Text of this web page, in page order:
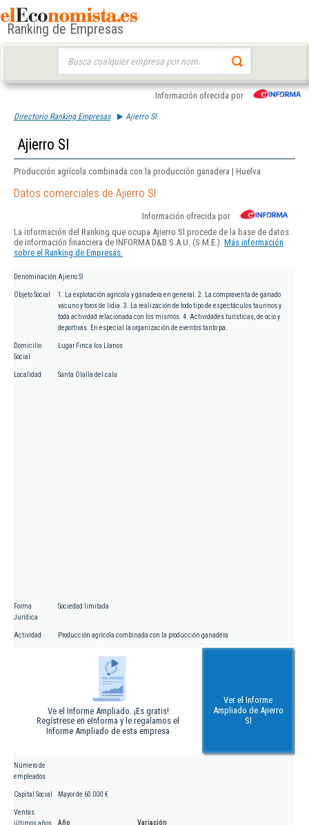
Ranking de Empresas
Información ofrecida por
Directorio Ranking Empresas Ajierro Sl
Ajierro Sl
Producción agrícola combinada con la producción ganadera | Huelva
Datos comerciales de Ajierro Sl
Información ofrecida por
La información del Ranking que ocupa Ajierro Sl procede de la base de datos
de información financiera de INFORMA D&B S.A.U. (S.M.E.). Más información
sobre el Ranking de Empresas.
Denominación Ajierro Sl
Objeto Social
1. La explotación agrícola y ganadera en general. 2. La compraventa de ganado
vacuno y toros de lidia. 3. La realización de todo tipo de espectáculos taurinos y
toda actividad relacionada con los mismos. 4. Actividades turísticas, de ocio y
deportivas. En especial la organización de eventos tanto pa.
Domicilio
Social
Lugar Finca los Llanos
Localidad Santa Olalla del cala
Forma
Jurídica
Sociedad limitada
Actividad Producción agrícola combinada con la producción ganadera
Ve el Informe Ampliado. ¡Es gratis!
Regístrese en eInforma y le regalamos el
Informe Ampliado de esta empresa
Ver el Informe
Ampliado de Ajierro
Sl
Número de
empleados
Capital Social Mayor de 60.000 €
Ventas
Año
Variación